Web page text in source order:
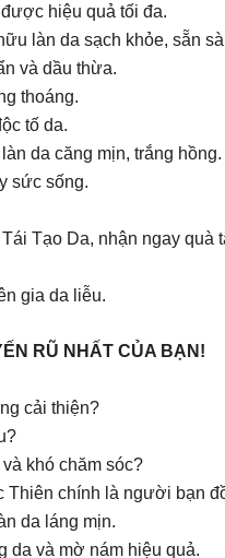
hiệu quả tối đa.
làn da sạch khỏe, sẵn
và dầu thừa.
thoáng.
tố da.
da căng mịn, trắng hồng.
sức sống.
Tạo Da, nhận ngay quà
gia da liễu.
RŨ NHẤT CỦA BẠN!
cải thiện?
khó chăm sóc?
Thiên chính là người bạn
da láng mịn.
da và mờ nám hiệu quả.